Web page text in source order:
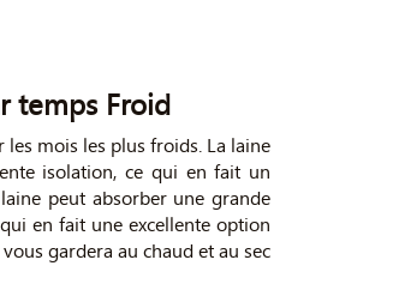
temps Froid
mois les plus froids. La laine
isolation, ce qui en fait un
peut absorber une grande
en fait une excellente option
gardera au chaud et au sec